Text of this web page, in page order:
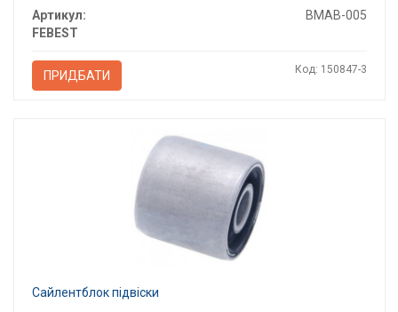
Артикул:
BMAB-005
FEBEST
ПРИДБАТИ Код: 150847-3
Сайлентблок підвіски